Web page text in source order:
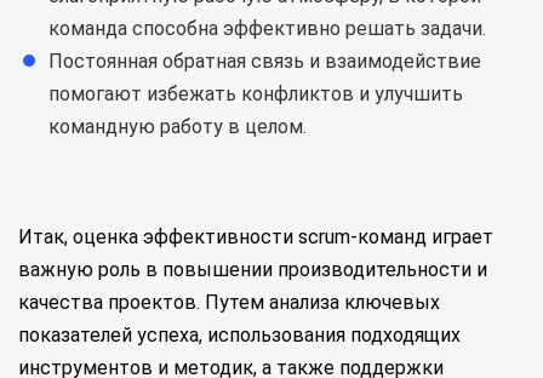
команда способна эффективно решать задачи.
Постоянная обратная связь и взаимодействие
помогают избежать конфликтов и улучшить
командную работу в целом.
Итак, оценка эффективности scrum-команд играет
важную роль в повышении производительности и
качества проектов. Путем анализа ключевых
показателей успеха, использования подходящих
инструментов и методик, а также поддержки